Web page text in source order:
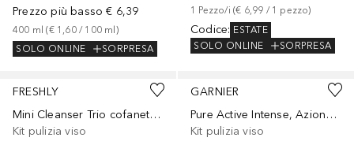
Prezzo più basso € 6,39
400 ml (€ 1,60 / 100 ml )
SOLO ONLINE
SORPRESA
1 Pezzo/i (€ 6,99 / 1 pezzo)
Codice: ESTATE
SOLO ONLINE
SORPRESA
FRESHLY
Mini Cleanser Trio cofanetto pulizia viso
Kit pulizia viso
GARNIER
Pure Active Intense, Azione 3in1, Detergente + scrub + maschera anti punti neri e imperfezioni, 0
Kit pulizia viso